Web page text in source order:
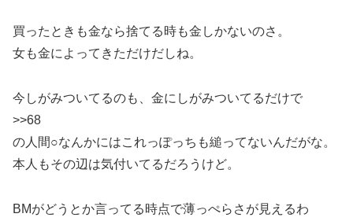
買ったときも金なら捨てる時も金しかないのさ。
女も金によってきただけだしね。
今しがみついてるのも、金にしがみついてるだけで
>>68
の人間○なんかにはこれっぽっちも縋ってないんだがな。
本人もその辺は気付いてるだろうけど。
BMがどうとか言ってる時点で薄っぺらさが見えるわ